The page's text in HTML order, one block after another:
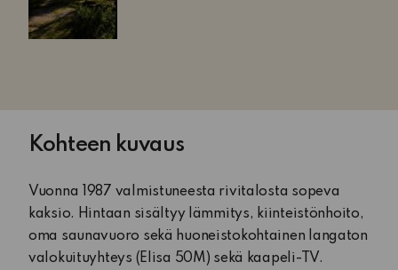
Kohteen kuvaus
Vuonna 1987 valmistuneesta rivitalosta sopeva
kaksio. Hintaan sisältyy lämmitys, kiinteistönhoito,
oma saunavuoro sekä huoneistokohtainen langaton
valokuituyhteys (Elisa 50M) sekä kaapeli-TV.